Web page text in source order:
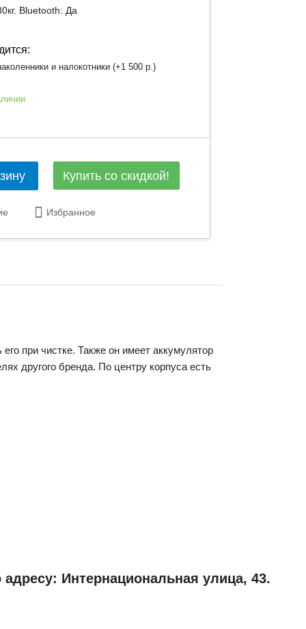
Bluetooth: Да
и налокотники (+1 500 р.)
Купить со скидкой!
Избранное
при чистке. Также он имеет аккумулятор
другого бренда. По центру корпуса есть
Интернациональная улица, 43.